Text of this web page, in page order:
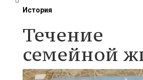
История
Течение
семейной